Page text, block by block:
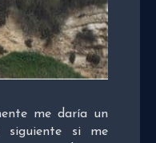
me daría un
siguiente si me